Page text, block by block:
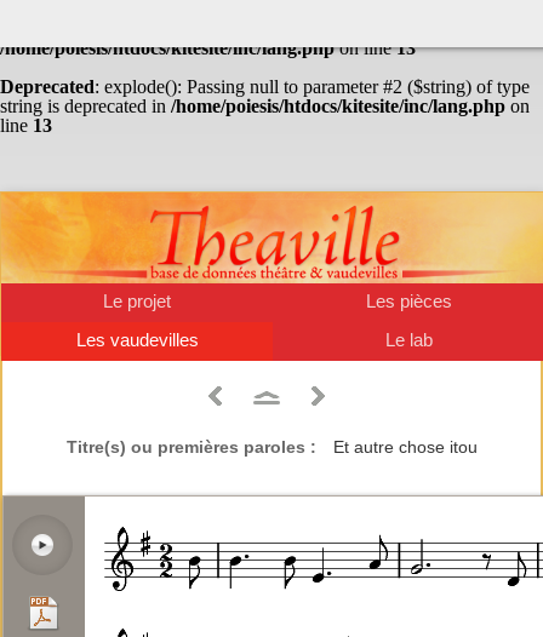
/home/poiesis/htdocs/kitesite/inc/lang.phpon line13
Deprecated: explode(): Passing null to parameter #2 ($string) of type
string is deprecated in /home/poiesis/htdocs/kitesite/inc/lang.php on
line 13
Le projet
Les pièces
Les vaudevilles
Le lab
Titre(s) ou premières paroles : Et autre chose itou